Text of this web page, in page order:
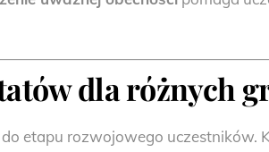
dla różnych
etapu rozwojowego uczestników.